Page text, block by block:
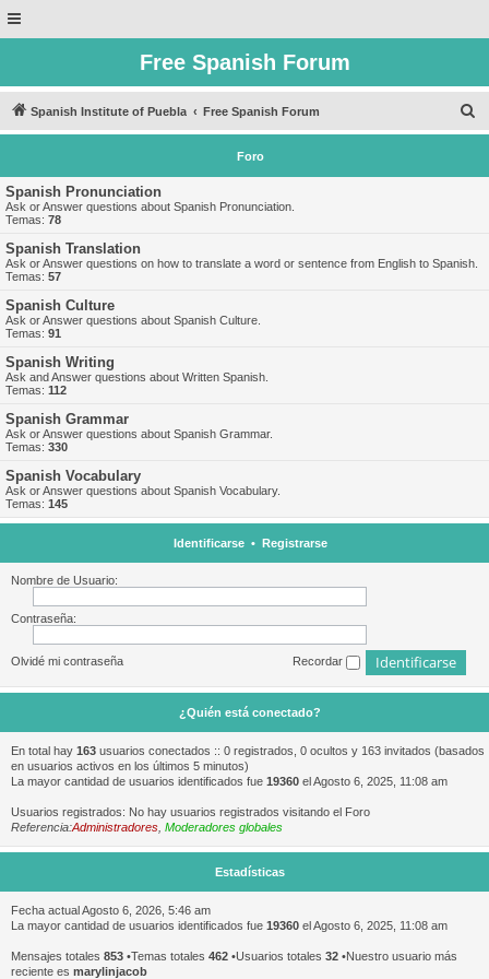
Free Spanish Forum
Spanish Institute of Puebla Free Spanish Forum
u
Foro
Spanish Pronunciation
Ask or Answer questions about Spanish Pronunciation.
Temas: 78
Spanish Translation
Ask or Answer questions on how to translate a word or sentence from English to Spanish.
Temas: 57
Spanish Culture
Ask or Answer questions about Spanish Culture.
Temas: 91
Spanish Writing
Ask and Answer questions about Written Spanish.
Temas: 112
Spanish Grammar
Ask or Answer questions about Spanish Grammar.
Temas: 330
Spanish Vocabulary
Ask or Answer questions about Spanish Vocabulary.
Temas: 145
Identificarse• Registrarse
Nombre de Usuario:
Contraseña:
Olvidé mi contraseña Recordar
¿Quién está conectado?
En total hay 163 usuarios conectados :: 0 registrados, 0 ocultos y 163 invitados (basados
en usuarios activos en los últimos 5 minutos)
La mayor cantidad de usuarios identificados fue 19360 el Agosto 6, 2025, 11:08 am
Usuarios registrados: No hay usuarios registrados visitando el Foro
Referencia:Administradores Moderadores globales
Estadísticas
Fecha actual Agosto 6, 2026, 5:46 am
La mayor cantidad de usuarios identificados fue 19360 el Agosto 6, 2025, 11:08 am
Mensajes totales 853 •Temas totales 462 •Usuarios totales 32 •Nuestro usuario más
reciente es marylinjacob